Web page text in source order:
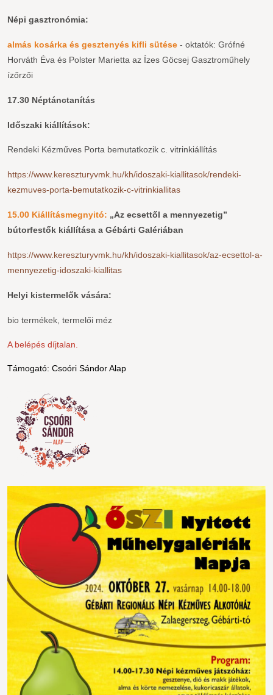
Népi gasztronómia:
almás kosárka és gesztenyés kifli sütése - oktatók: Grófné
Horváth Éva és Polster Marietta az Ízes Göcsej Gasztroműhely
ízőrzői
17.30 Néptánctanítás
Időszaki kiállítások:
Rendeki Kézműves Porta bemutatkozik c. vitrinkiállítás
https://www.kereszturyvmk.hu/kh/idoszaki-kiallitasok/rendeki-
kezmuves-porta-bemutatkozik-c-vitrinkiallitas
15.00 Kiállításmegnyitó: „Az ecsettől a mennyezetig”
bútorfestők kiállítása a Gébárti Galériában
https://www.kereszturyvmk.hu/kh/idoszaki-kiallitasok/az-ecsettol-a-
mennyezetig-idoszaki-kiallitas
Helyi kistermelők vására:
bio termékek, termelői méz
A belépés díjtalan.
Támogató: Csoóri Sándor Alap